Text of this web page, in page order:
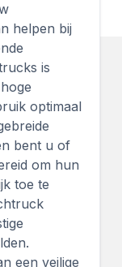
helpen bij
is
optimaal
bent u of
om hun
toe te
een veilige